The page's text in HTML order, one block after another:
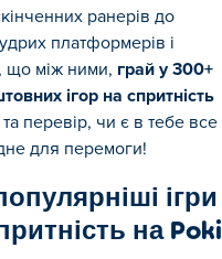
ранерів до
платформерів і
що між ними, грай у 300+
ігор на спритність
перевір, чи є в тебе все
для перемоги!
ігри
на Poki